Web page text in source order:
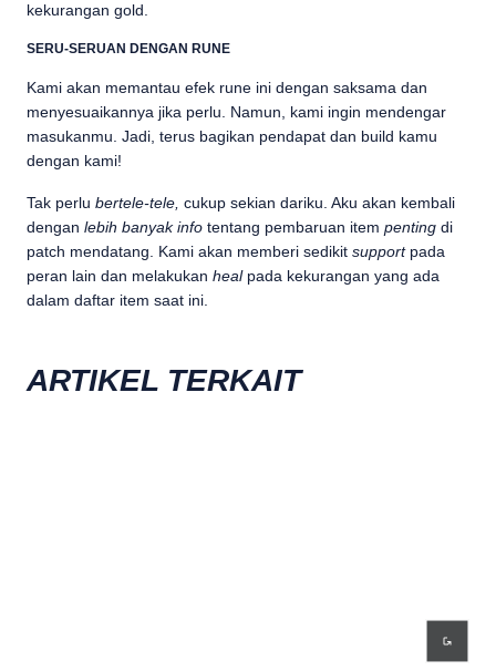
kekurangan gold.
SERU-SERUAN DENGAN RUNE
Kami akan memantau efek rune ini dengan saksama dan
menyesuaikannya jika perlu. Namun, kami ingin mendengar
masukanmu. Jadi, terus bagikan pendapat dan build kamu
dengan kami!
Tak perlu bertele-tele, cukup sekian dariku. Aku akan kembali
dengan lebih banyak info tentang pembaruan item penting di
patch mendatang. Kami akan memberi sedikit supportpada
peran lain dan melakukan healpada kekurangan yang ada
dalam daftar item saat ini.
ARTIKEL TERKAIT